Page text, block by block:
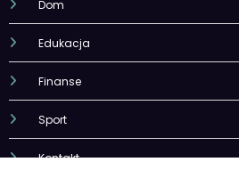
Finanse
Sport
Kontakt